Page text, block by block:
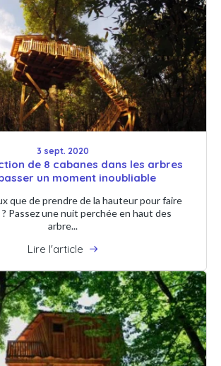
3 sept. 2020
de 8 cabanes dans les arbres
un moment inoubliable
que de prendre de la hauteur pour faire
Passez une nuit perchée en haut des
arbre...
Lire l'article